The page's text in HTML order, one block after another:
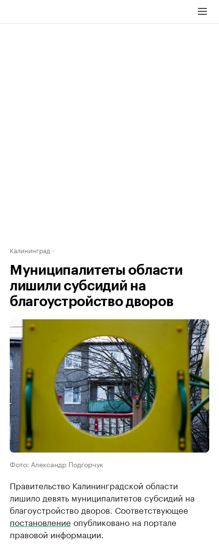
Калининград
Муниципалитеты области
лишили субсидий на
благоустройство дворов
Фото: Александр Подгорчук
Правительство Калининградской области
лишило девять муниципалитетов субсидий на
благоустройство дворов. Соответствующее
постановление опубликовано на портале
правовой информации.